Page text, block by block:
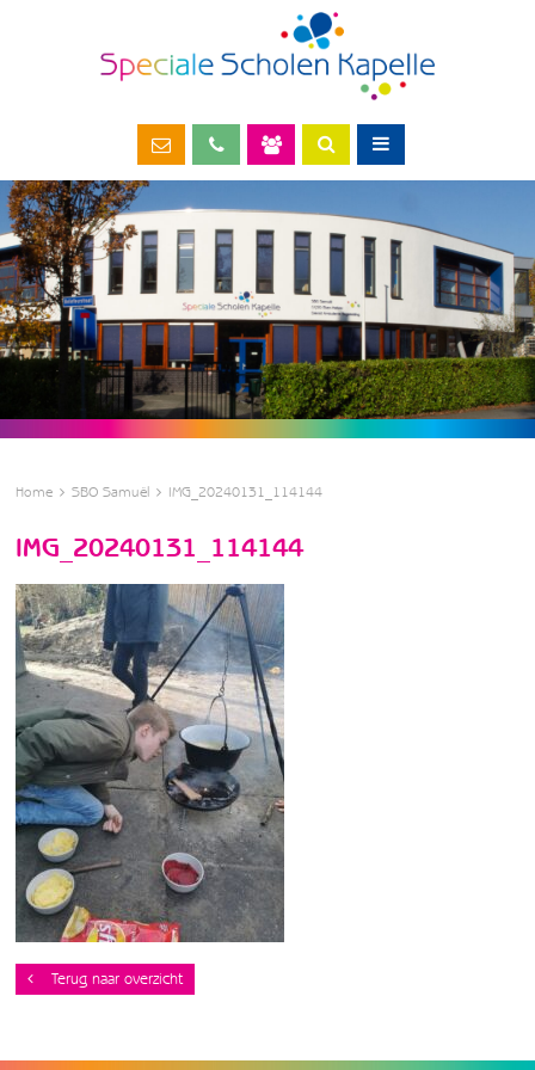
Home SBO Samuël IMG_20240131_114144
IMG_20240131_114144
Terug naar overzicht